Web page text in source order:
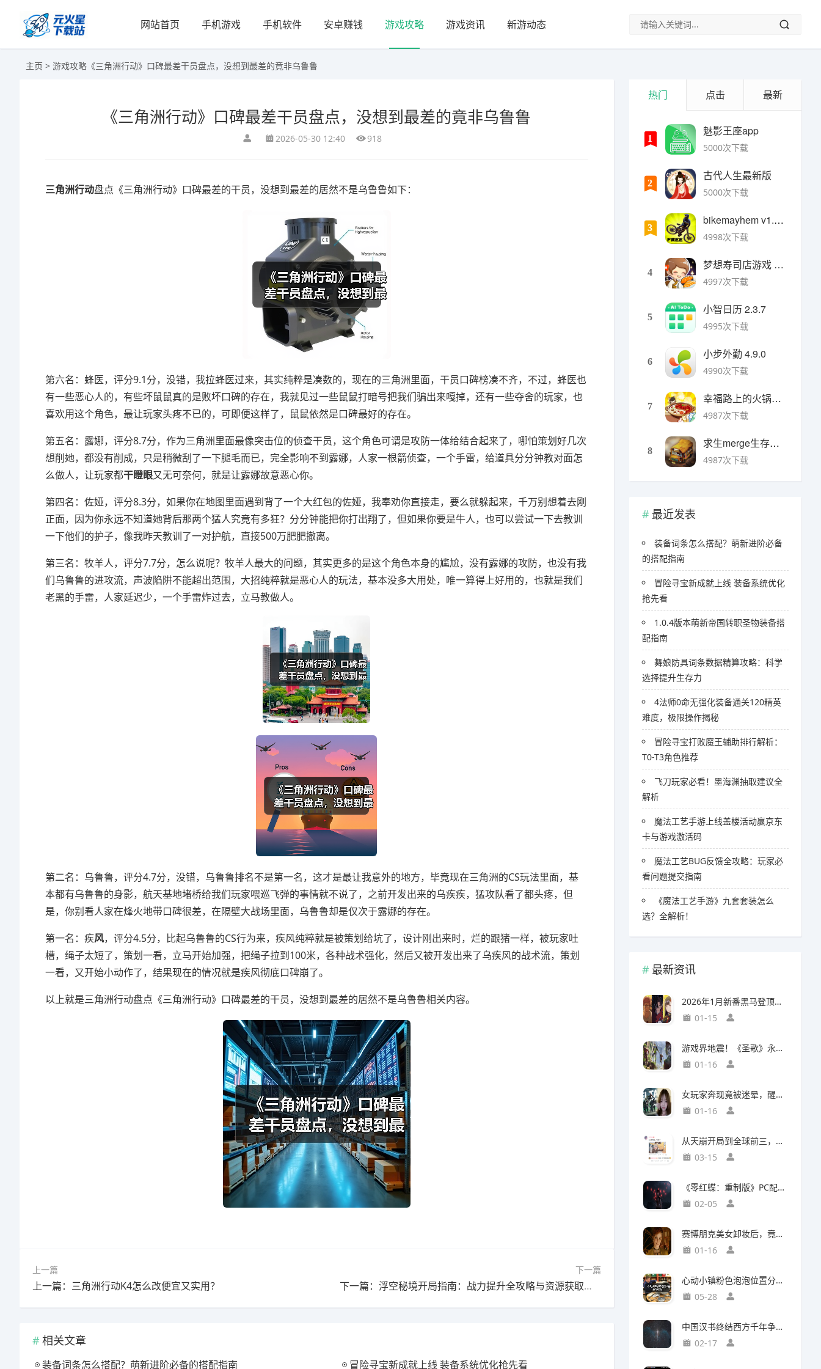
网站首页 手机游戏 手机软件 安卓赚钱 游戏攻略 游戏资讯 新游动态
主页 > 游戏攻略 《三角洲行动》口碑最差干员盘点，没想到最差的竟非乌鲁鲁
《三角洲行动》口碑最差干员盘点，没想到最差的竟非乌鲁鲁
2026-05-30 12:40 918
三角洲行动盘点《三角洲行动》口碑最差的干员，没想到最差的居然不是乌鲁鲁如下：
第六名：蜂医，评分9.1分，没错，我拉蜂医过来，其实纯粹是凑数的，现在的三角洲里面，干员口碑榜凑不齐，不过，蜂医也
有一些恶心人的，有些坏鼠鼠真的是败坏口碑的存在，我就见过一些鼠鼠打暗号把我们骗出来嘎掉，还有一些夺舍的玩家，也
喜欢用这个角色，最让玩家头疼不已的，可即便这样了，鼠鼠依然是口碑最好的存在。
第五名：露娜，评分8.7分，作为三角洲里面最像突击位的侦查干员，这个角色可谓是攻防一体给结合起来了，哪怕策划好几次
想削她，都没有削成，只是稍微刮了一下腿毛而已，完全影响不到露娜，人家一根箭侦查，一个手雷，给道具分分钟教对面怎
么做人，让玩家都干瞪眼又无可奈何，就是让露娜故意恶心你。
第四名：佐娅，评分8.3分，如果你在地图里面遇到背了一个大红包的佐娅，我奉劝你直接走，要么就躲起来，千万别想着去刚
正面，因为你永远不知道她背后那两个猛人究竟有多狂？分分钟能把你打出翔了，但如果你要是牛人，也可以尝试一下去教训
一下他们的护子，像我昨天教训了一对护航，直接500万肥肥撤离。
第三名：牧羊人，评分7.7分，怎么说呢？牧羊人最大的问题，其实更多的是这个角色本身的尴尬，没有露娜的攻防，也没有我
们乌鲁鲁的进攻流，声波陷阱不能超出范围，大招纯粹就是恶心人的玩法，基本没多大用处，唯一算得上好用的，也就是我们
老黑的手雷，人家延迟少，一个手雷炸过去，立马教做人。
第二名：乌鲁鲁，评分4.7分，没错，乌鲁鲁排名不是第一名，这才是最让我意外的地方，毕竟现在三角洲的CS玩法里面，基
本都有乌鲁鲁的身影，航天基地堵桥给我们玩家喂巡飞弹的事情就不说了，之前开发出来的乌疾疾，猛攻队看了都头疼，但
是，你别看人家在烽火地带口碑很差，在隔壁大战场里面，乌鲁鲁却是仅次于露娜的存在。
第一名：疾风，评分4.5分，比起乌鲁鲁的CS行为来，疾风纯粹就是被策划给坑了，设计刚出来时，烂的跟猪一样，被玩家吐
槽，绳子太短了，策划一看，立马开始加强，把绳子拉到100米，各种战术强化，然后又被开发出来了乌疾风的战术流，策划
一看，又开始小动作了，结果现在的情况就是疾风彻底口碑崩了。
以上就是三角洲行动盘点《三角洲行动》口碑最差的干员，没想到最差的居然不是乌鲁鲁相关内容。
上一篇
上一篇：三角洲行动K4怎么改便宜又实用？
下一篇
下一篇：浮空秘境开局指南：战力提升全攻略与资源获取技巧
相关文章
装备词条怎么搭配？萌新进阶必备的搭配指南 冒险寻宝新成就上线 装备系统优化抢先看
热门 点击 最新
1
魅影王座app
5000次下载
2
古代人生最新版
5000次下载
3
bikemayhem v1.6.2安卓版
4998次下载
4
梦想寿司店游戏 v4.14.1安卓版
4997次下载
5
小智日历 2.3.7
4995次下载
6
小步外勤 4.9.0
4990次下载
7
幸福路上的火锅店官方版 v5.3.5安卓版
4987次下载
8
求生merge生存之地手机版 v1.48.0安卓版
4987次下载
最近发表
装备词条怎么搭配？萌新进阶必备
的搭配指南
冒险寻宝新成就上线 装备系统优化
抢先看
1.0.4版本萌新帝国转职圣物装备搭
配指南
舞娘防具词条数据精算攻略：科学
选择提升生存力
4法师0命无强化装备通关120精英
难度，极限操作揭秘
冒险寻宝打败魔王辅助排行解析：
T0-T3角色推荐
飞刀玩家必看！墨海渊抽取建议全
解析
魔法工艺手游上线盖楼活动赢京东
卡与游戏激活码
魔法工艺BUG反馈全攻略：玩家必
看问题提交指南
《魔法工艺手游》九套套装怎么
选？全解析！
最新资讯
2026年1月新番黑马登顶，竟然力压《咒术回战》拿下第一
01-15
游戏界地震！《圣歌》永久停服，《生化9》海报震撼亮相
01-16
女玩家奔现竟被迷晕，醒来后价值千万的游戏装备不翼而飞
01-16
从天崩开局到全球前三，这还是我认识的“少前2”？
03-15
《零红蝶：重制版》PC配置公开：推荐配置RTX2060 1080p/30帧
02-05
赛博朋克美女卸妆后，竟然比浓妆时更惊艳？
01-16
心动小镇粉色泡泡位置分布攻略
05-28
中国汉书终结西方千年争吵：伯利恒之星是真实存在
02-17